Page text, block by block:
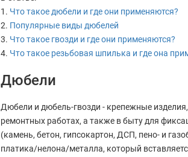
Что такое дюбели и где они применяются?
Популярные виды дюбелей
Что такое гвозди и где они применяются?
Что такое резьбовая шпилька и где она
Дюбели
Дюбели и дюбель-гвозди - крепежные
ремонтных работах, а также в быту для
(камень, бетон, гипсокартон, ДСП, пено- и
платика/нелона/металла, который